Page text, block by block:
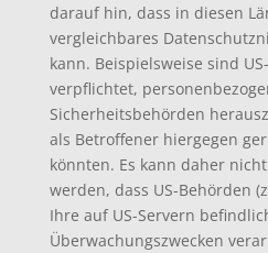
darauf hin, dass in diesen
vergleichbares
kann. Beispielsweise sind
verpflichtet,
Sicherheitsbehörden
als Betroffener hiergegen
könnten. Es kann daher
werden, dass US-Behörden
Ihre auf US-Servern
Überwachungszwecken